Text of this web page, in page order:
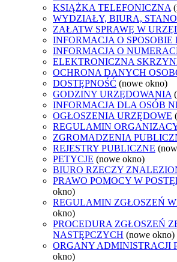
KSIĄŻKA TELEFONICZNA
WYDZIAŁY, BIURA,
ZAŁATW SPRAWĘ W
INFORMACJA O
INFORMACJA O
ELEKTRONICZNA
OCHRONA DANYCH
DOSTĘPNOŚĆ (nowe okno)
GODZINY URZĘDOWANIA
INFORMACJA DLA OSÓB
OGŁOSZENIA URZĘDOWE
REGULAMIN
ZGROMADZENIA
REJESTRY PUBLICZNE
PETYCJE (nowe okno)
BIURO RZECZY
PRAWO POMOCY W
okno)
REGULAMIN ZGŁOSZEŃ
okno)
PROCEDURA ZGŁOSZEŃ
NASTĘPCZYCH (nowe okno)
ORGANY ADMINISTRACJI
okno)